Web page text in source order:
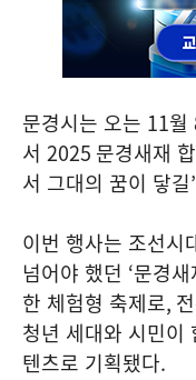
문경시는 오는 11월
서 2025 문경새재
서 그대의 꿈이 닿길’
이번 행사는 조선시
넘어야 했던 ‘문경
한 체험형 축제로,
청년 세대와 시민이
텐츠로 기획됐다.